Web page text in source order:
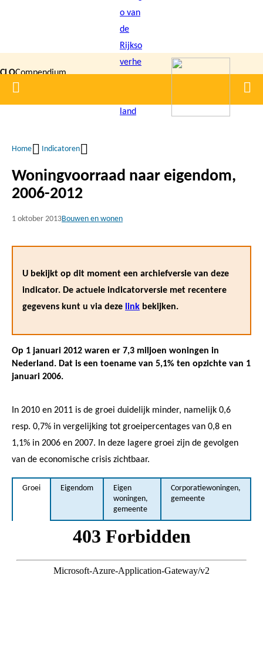
inhoud
gaan
CLOCompendium
voor de
Home
Kruimelpad
Home Indicatoren
Woningvoorraad naar eigendom,
2006-2012
1 oktober 2013Bouwen en wonen
U bekijkt op dit moment een archiefversie van deze
indicator. De actuele indicatorversie met recentere
gegevens kunt u via deze link bekijken.
Op 1 januari 2012 waren er 7,3 miljoen woningen in
Nederland. Dat is een toename van 5,1% ten opzichte van 1
januari 2006.
In 2010 en 2011 is de groei duidelijk minder, namelijk 0,6
resp. 0,7% in vergelijking tot groeipercentages van 0,8 en
1,1% in 2006 en 2007. In deze lagere groei zijn de gevolgen
van de economische crisis zichtbaar.
Groei Eigendom
Eigen
woningen,
gemeente
Corporatiewoningen,
gemeente